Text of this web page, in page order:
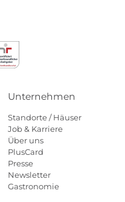
Unternehmen
Standorte / Häuser
Job & Karriere
Über uns
PlusCard
Presse
Newsletter
Gastronomie